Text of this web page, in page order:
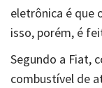
eletrônica é que
isso, porém, é
Segundo a Fiat,
combustível de